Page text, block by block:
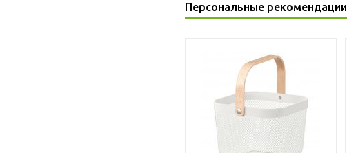
Персональные рекомендации